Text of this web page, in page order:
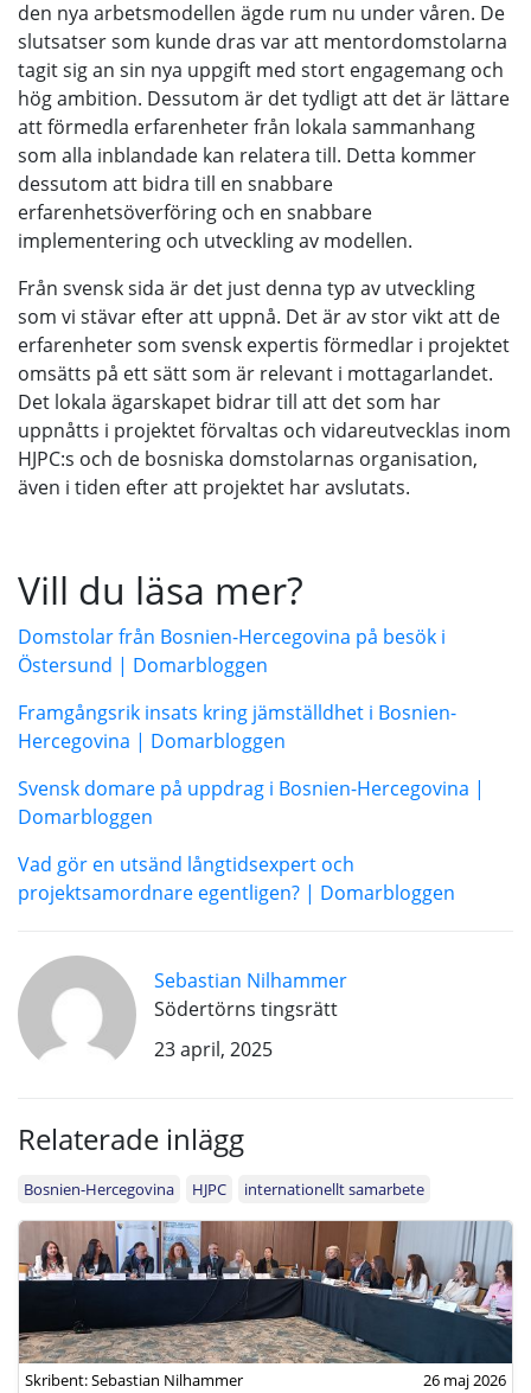
den nya arbetsmodellen ägde rum nu under våren. De
slutsatser som kunde dras var att mentordomstolarna
tagit sig an sin nya uppgift med stort engagemang och
hög ambition. Dessutom är det tydligt att det är lättare
att förmedla erfarenheter från lokala sammanhang
som alla inblandade kan relatera till. Detta kommer
dessutom att bidra till en snabbare
erfarenhetsöverföring och en snabbare
implementering och utveckling av modellen.
Från svensk sida är det just denna typ av utveckling
som vi stävar efter att uppnå. Det är av stor vikt att de
erfarenheter som svensk expertis förmedlar i projektet
omsätts på ett sätt som är relevant i mottagarlandet.
Det lokala ägarskapet bidrar till att det som har
uppnåtts i projektet förvaltas och vidareutvecklas inom
HJPC:s och de bosniska domstolarnas organisation,
även i tiden efter att projektet har avslutats.
Vill du läsa mer?
Domstolar från Bosnien-Hercegovina på besök i
Östersund | Domarbloggen
Framgångsrik insats kring jämställdhet i Bosnien-
Hercegovina | Domarbloggen
Svensk domare på uppdrag i Bosnien-Hercegovina |
Domarbloggen
Vad gör en utsänd långtidsexpert och
projektsamordnare egentligen? | Domarbloggen
Sebastian Nilhammer
Södertörns tingsrätt
23 april, 2025
Relaterade inlägg
Bosnien-Hercegovina HJPC internationellt samarbete
Skribent: Sebastian Nilhammer 26 maj 2026